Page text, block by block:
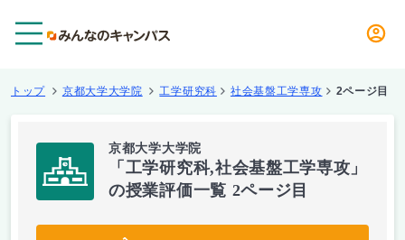
トップ 京都大学大学院 工学研究科 社会基盤工学専攻 2ページ目
京都大学大学院
「工学研究科,社会基盤工学専攻」
の授業評価一覧 2ページ目